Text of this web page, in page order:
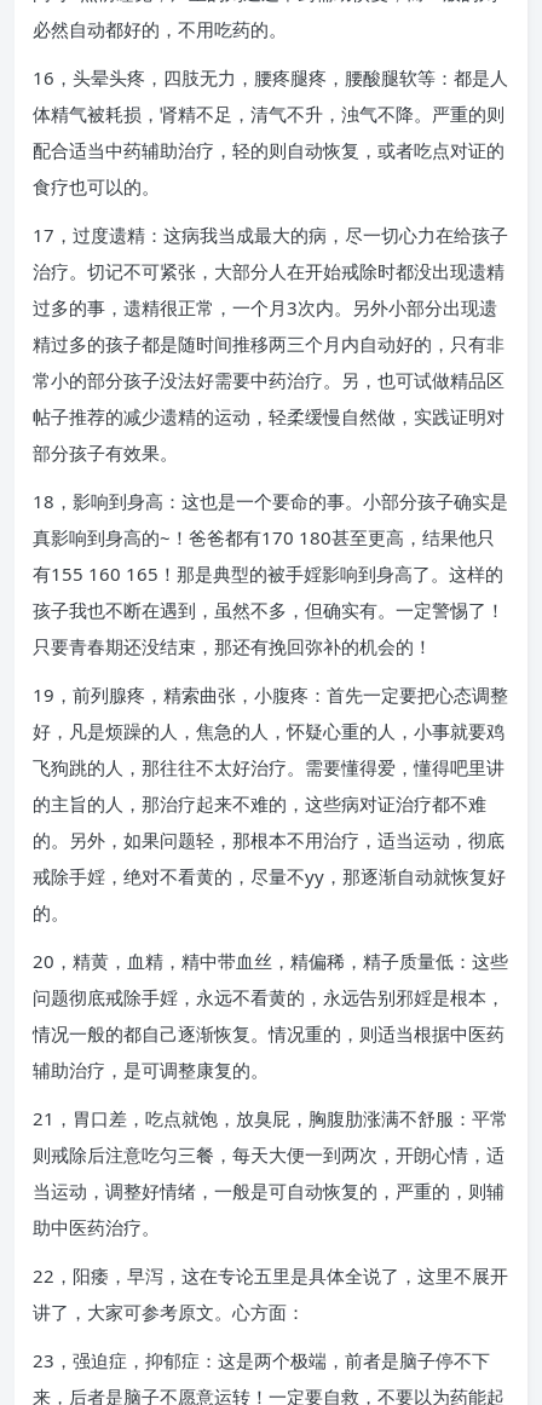
必然自动都好的，不用吃药的。
16，头晕头疼，四肢无力，腰疼腿疼，腰酸腿软等：都是人
体精气被耗损，肾精不足，清气不升，浊气不降。严重的则
配合适当中药辅助治疗，轻的则自动恢复，或者吃点对证的
食疗也可以的。
17，过度遗精：这病我当成最大的病，尽一切心力在给孩子
治疗。切记不可紧张，大部分人在开始戒除时都没出现遗精
过多的事，遗精很正常，一个月3次内。另外小部分出现遗
精过多的孩子都是随时间推移两三个月内自动好的，只有非
常小的部分孩子没法好需要中药治疗。另，也可试做精品区
帖子推荐的减少遗精的运动，轻柔缓慢自然做，实践证明对
部分孩子有效果。
18，影响到身高：这也是一个要命的事。小部分孩子确实是
真影响到身高的~！爸爸都有170 180甚至更高，结果他只
有155 160 165！那是典型的被手婬影响到身高了。这样的
孩子我也不断在遇到，虽然不多，但确实有。一定警惕了！
只要青春期还没结束，那还有挽回弥补的机会的！
19，前列腺疼，精索曲张，小腹疼：首先一定要把心态调整
好，凡是烦躁的人，焦急的人，怀疑心重的人，小事就要鸡
飞狗跳的人，那往往不太好治疗。需要懂得爱，懂得吧里讲
的主旨的人，那治疗起来不难的，这些病对证治疗都不难
的。另外，如果问题轻，那根本不用治疗，适当运动，彻底
戒除手婬，绝对不看黄的，尽量不yy，那逐渐自动就恢复好
的。
20，精黄，血精，精中带血丝，精偏稀，精子质量低：这些
问题彻底戒除手婬，永远不看黄的，永远告别邪婬是根本，
情况一般的都自己逐渐恢复。情况重的，则适当根据中医药
辅助治疗，是可调整康复的。
21，胃口差，吃点就饱，放臭屁，胸腹肋涨满不舒服：平常
则戒除后注意吃匀三餐，每天大便一到两次，开朗心情，适
当运动，调整好情绪，一般是可自动恢复的，严重的，则辅
助中医药治疗。
22，阳痿，早泻，这在专论五里是具体全说了，这里不展开
讲了，大家可参考原文。心方面：
23，强迫症，抑郁症：这是两个极端，前者是脑子停不下
来，后者是脑子不愿意运转！一定要自救，不要以为药能起